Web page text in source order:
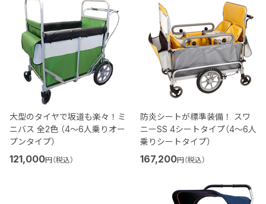
大型のタイヤで坂道も楽々！ミ
ニバス 全2色 （4～6人乗りオー
プンタイプ）
121,000円（税込）
防炎シートが標準装備！ スワ
ニーSS 4シートタイプ（4～6人
乗りシートタイプ）
167,200円（税込）